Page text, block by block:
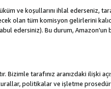
ve koşullarını ihlal ederseniz,
olan tüm komisyon gelirlerini
edersiniz). Bu durum, Amazon'un
Bizimle tarafınız aranızdaki ilişki
politikalar ve işletme